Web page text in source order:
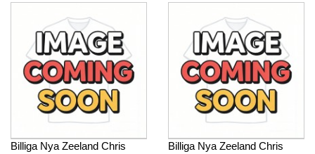
Billiga Nya Zeeland Chris
Billiga Nya Zeeland Chris